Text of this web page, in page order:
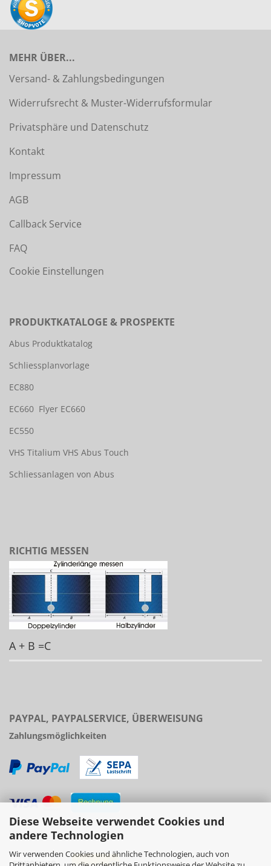
Diese Webseite verwendet Cookies und
andere Technologien
Wir verwenden Cookies und ähnliche Technologien, auch von
MEHR ÜBER...
Versand- & Zahlungsbedingungen
Widerrufsrecht & Muster-Widerrufsformular
Privatsphäre und Datenschutz
Kontakt
Impressum
AGB
Callback Service
FAQ
Cookie Einstellungen
PRODUKTKATALOGE & PROSPEKTE
Abus Produktkatalog
Schliessplanvorlage
EC880
EC660 Flyer EC660
EC550
VHS Titalium VHS Abus Touch
Schliessanlagen von Abus
RICHTIG MESSEN
A + B =C
PAYPAL, PAYPALSERVICE, ÜBERWEISUNG
Zahlungsmöglichkeiten
Versand